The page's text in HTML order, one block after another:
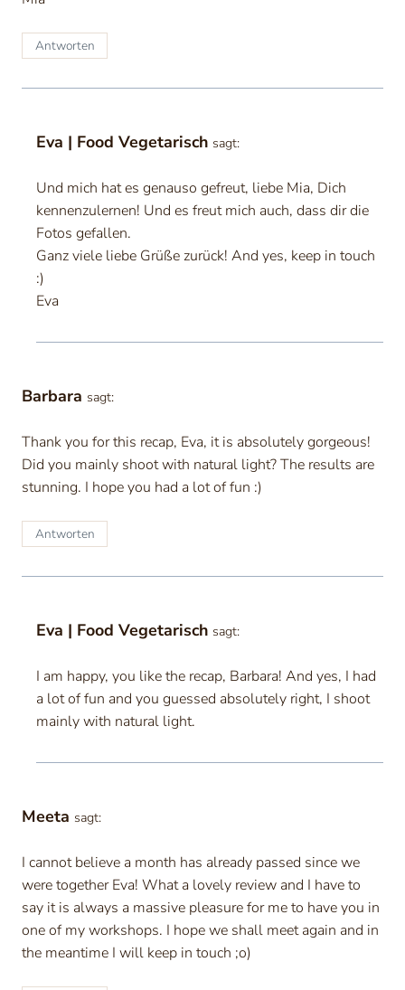
Antworten
Eva | Food Vegetarisch sagt:
Und mich hat es genauso gefreut, liebe Mia, Dich
kennenzulernen! Und es freut mich auch, dass dir die
Fotos gefallen.
Ganz viele liebe Grüße zurück! And yes, keep in touch
:)
Eva
Barbara sagt:
Thank you for this recap, Eva, it is absolutely gorgeous!
Did you mainly shoot with natural light? The results are
stunning. I hope you had a lot of fun :)
Antworten
Eva | Food Vegetarisch sagt:
I am happy, you like the recap, Barbara! And yes, I had
a lot of fun and you guessed absolutely right, I shoot
mainly with natural light.
Meeta sagt:
I cannot believe a month has already passed since we
were together Eva! What a lovely review and I have to
say it is always a massive pleasure for me to have you in
one of my workshops. I hope we shall meet again and in
the meantime I will keep in touch ;o)